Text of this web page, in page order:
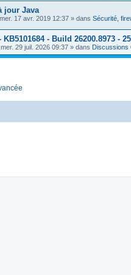
jour Java
mer. 17 avr. 2019 12:37 » dans Sécurité,
KB5101684 - Build 26200.8973 -
mer. 29 juil. 2026 09:37 » dans Discussions